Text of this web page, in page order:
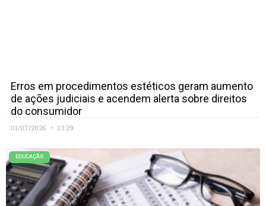
Erros em procedimentos estéticos geram aumento
de ações judiciais e acendem alerta sobre direitos
do consumidor
01/07/2026 13:29
EDUCAÇÃO